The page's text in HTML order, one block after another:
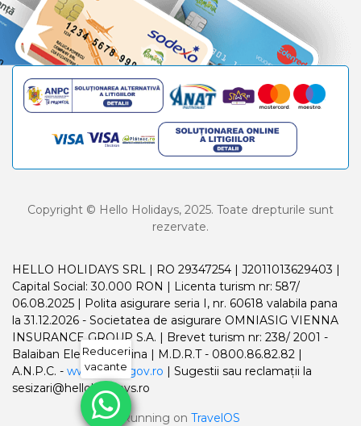
Copyright © Hello Holidays, 2025. Toate drepturile sunt
rezervate.
HELLO HOLIDAYS SRL | RO 29347254 | J2011013629403 |
Capital Social: 30.000 RON | Licenta turism nr: 587/
06.08.2025 | Polita asigurare seria I, nr. 60618 valabila pana
la 31.12.2026 - Societatea de asigurare OMNIASIG VIENNA
INSURANCE GROUP S.A. | Brevet turism nr: 238/ 2001 -
Balaiban Elena Madalina | M.D.R.T - 0800.86.82.82 |
A.N.P.C. - www.anpc.gov.ro | Sugestii sau reclamații la
sesizari@helloholidays.ro
Running on TravelOS
Reduceri
vacante